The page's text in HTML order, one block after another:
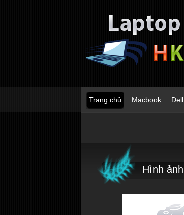
Trang chủ Macbook Dell
Hình ảnh